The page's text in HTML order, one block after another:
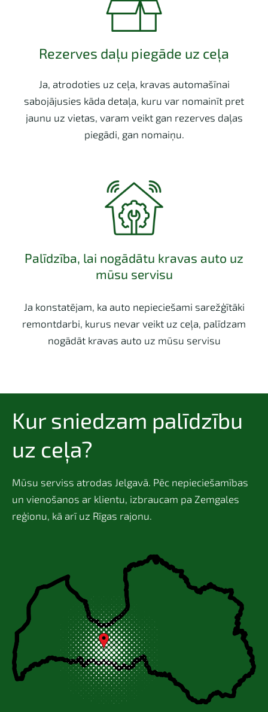
Rezerves daļu piegāde uz ceļa
Ja, atrodoties uz ceļa, kravas automašīnai
sabojājusies kāda detaļa, kuru var nomainīt pret
jaunu uz vietas, varam veikt gan rezerves daļas
piegādi, gan nomaiņu.
Palīdzība, lai nogādātu kravas auto uz
mūsu servisu
Ja konstatējam, ka auto nepieciešami sarežģītāki
remontdarbi, kurus nevar veikt uz ceļa, palīdzam
nogādāt kravas auto uz mūsu servisu
Kur sniedzam palīdzību
uz ceļa?
Mūsu serviss atrodas Jelgavā. Pēc nepieciešamības
un vienošanos ar klientu, izbraucam pa Zemgales
reģionu, kā arī uz Rīgas rajonu.